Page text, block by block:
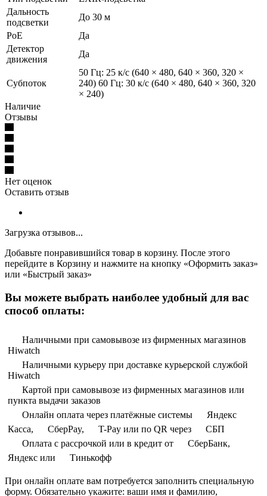
Дальность
подсветки
До 30 м
PoE
Да
Детектор
движения
Да
Субпоток
50 Гц: 25 к/с (640 × 480, 640 × 360, 320 ×
240) 60 Гц: 30 к/с (640 × 480, 640 × 360, 320
× 240)
Наличие
Отзывы
Нет оценок
Оставить отзыв
Загрузка отзывов...
Добавьте понравившийся товар в корзину. После этого
перейдите в Корзину и нажмите на кнопку «Оформить заказ»
или «Быстрый заказ»
Вы можете выбрать наиболее удобный для вас
способ оплаты:
Наличными при самовывозе из фирменных магазинов
Hiwatch
Наличными курьеру при доставке курьерской службой
Hiwatch
Картой при самовывозе из фирменных магазинов или
пункта выдачи заказов
Онлайн оплата через платёжные системы
Яндекс
Касса,
СберPay, T-Pay или по QR через
СБП
Оплата с рассрочкой или в кредит от
СберБанк,
Яндекс или
Тинькофф
При онлайн оплате вам потребуется заполнить специальную
форму. Обязательно укажите: ваши имя и фамилию,